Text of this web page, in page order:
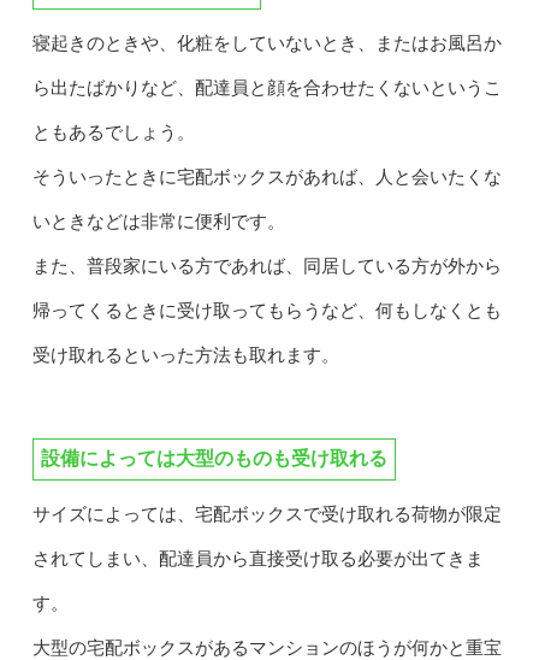
寝起きのときや、化粧をしていないとき、またはお風呂か
ら出たばかりなど、配達員と顔を合わせたくないというこ
ともあるでしょう。
そういったときに宅配ボックスがあれば、人と会いたくな
いときなどは非常に便利です。
また、普段家にいる方であれば、同居している方が外から
帰ってくるときに受け取ってもらうなど、何もしなくとも
受け取れるといった方法も取れます。
設備によっては大型のものも受け取れる
サイズによっては、宅配ボックスで受け取れる荷物が限定
されてしまい、配達員から直接受け取る必要が出てきま
す。
大型の宅配ボックスがあるマンションのほうが何かと重宝